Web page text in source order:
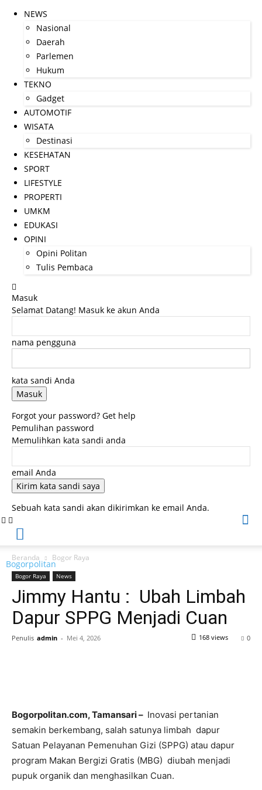
NEWS
Nasional
Daerah
Parlemen
Hukum
TEKNO
Gadget
AUTOMOTIF
WISATA
Destinasi
KESEHATAN
SPORT
LIFESTYLE
PROPERTI
UMKM
EDUKASI
OPINI
Opini Politan
Tulis Pembaca
Masuk
Selamat Datang! Masuk ke akun Anda
nama pengguna
kata sandi Anda
Forgot your password? Get help
Pemulihan password
Memulihkan kata sandi anda
email Anda
Sebuah kata sandi akan dikirimkan ke email Anda.
Bogorpolitan
Beranda Bogor Raya
Bogor Raya News
‎Jimmy Hantu : Ubah Limbah
Dapur SPPG Menjadi Cuan
Penulis admin - Mei 4, 2026 0
168 views
Bogorpolitan.com, ‎Tamansari – Inovasi pertanian
semakin berkembang, salah satunya limbah dapur
Satuan Pelayanan Pemenuhan Gizi (SPPG) atau dapur
program Makan Bergizi Gratis (MBG) diubah menjadi
pupuk organik dan menghasilkan Cuan.